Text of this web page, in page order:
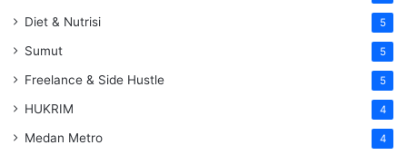
Diet & Nutrisi 5
Sumut 5
Freelance & Side Hustle 5
HUKRIM 4
Medan Metro 4